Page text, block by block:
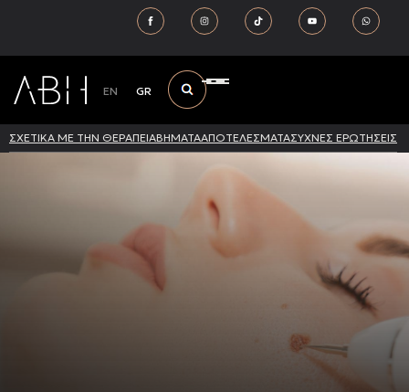
EN GR
ΣΧΕΤΙΚΑ ΜΕ ΤΗΝ ΘΕΡΑΠΕΙΑΒΗΜΑΤΑΑΠΟΤΕΛΕΣΜΑΤΑΣΥΧΝΕΣ ΕΡΩΤΗΣΕΙΣ